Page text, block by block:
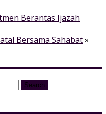
Berantas Ijazah
Bersama Sahabat»